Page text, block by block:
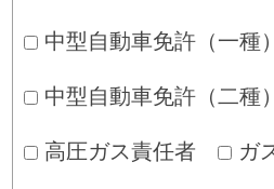
中型自動車免許（一種
中型自動車免許（二種
高圧ガス責任者 ガ